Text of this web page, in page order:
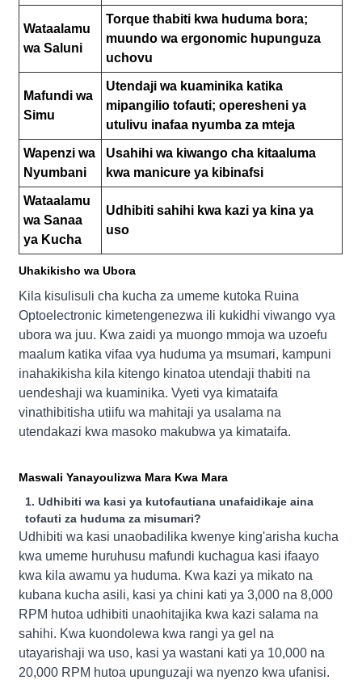
Wataalamu
wa Saluni
Torque thabiti kwa huduma bora;
muundo wa ergonomic hupunguza
uchovu
Mafundi wa
Simu
Utendaji wa kuaminika katika
mipangilio tofauti; operesheni ya
utulivu inafaa nyumba za mteja
Wapenzi wa
Nyumbani
Usahihi wa kiwango cha kitaaluma
kwa manicure ya kibinafsi
Wataalamu
wa Sanaa
ya Kucha
Udhibiti sahihi kwa kazi ya kina ya
uso
Uhakikisho wa Ubora
Kila kisulisuli cha kucha za umeme kutoka Ruina
Optoelectronic kimetengenezwa ili kukidhi viwango vya
ubora wa juu. Kwa zaidi ya muongo mmoja wa uzoefu
maalum katika vifaa vya huduma ya msumari, kampuni
inahakikisha kila kitengo kinatoa utendaji thabiti na
uendeshaji wa kuaminika. Vyeti vya kimataifa
vinathibitisha utiifu wa mahitaji ya usalama na
utendakazi kwa masoko makubwa ya kimataifa.
Maswali Yanayoulizwa Mara Kwa Mara
1. Udhibiti wa kasi ya kutofautiana unafaidikaje aina
tofauti za huduma za misumari?
Udhibiti wa kasi unaobadilika kwenye king'arisha kucha
kwa umeme huruhusu mafundi kuchagua kasi ifaayo
kwa kila awamu ya huduma. Kwa kazi ya mikato na
kubana kucha asili, kasi ya chini kati ya 3,000 na 8,000
RPM hutoa udhibiti unaohitajika kwa kazi salama na
sahihi. Kwa kuondolewa kwa rangi ya gel na
utayarishaji wa uso, kasi ya wastani kati ya 10,000 na
20,000 RPM hutoa upunguzaji wa nyenzo kwa ufanisi.